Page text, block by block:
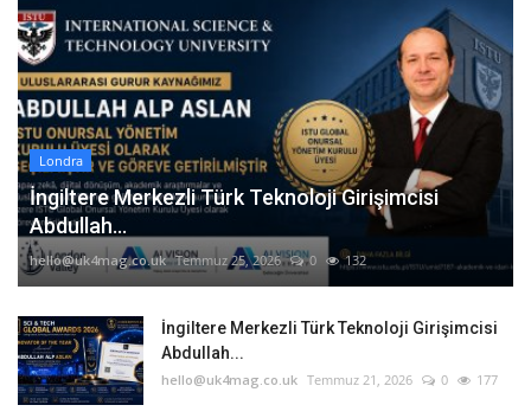
Londra
İngiltere Merkezli Türk Teknoloji Girişimcisi
Abdullah...
hello@uk4mag.co.uk Temmuz 25, 2026 0 132
İngiltere Merkezli Türk Teknoloji Girişimcisi
Abdullah...
hello@uk4mag.co.uk Temmuz 21, 2026 0 177